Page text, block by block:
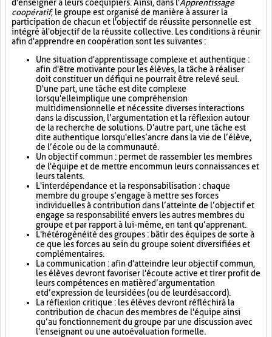
d'enseigner à leurs coéquipiers. Ainsi, dans l'Apprentissage
coopératif, le groupe est organisé de manière à assurer la
participation de chacun et l'objectif de réussite personnelle est
intégré à l'objectif de la réussite collective. Les conditions à réunir
afin d'apprendre en coopération sont les suivantes :
Une situation d'apprentissage complexe et authentique :
afin d'être motivante pour les élèves, la tâche à réaliser
doit constituer un défi qui ne pourrait être relevé seul.
D'une part, une tâche est dite complexe
lorsqu'elle implique une compréhension
multidimensionnelle et nécessite diverses interactions
dans la discussion, l’argumentation et la réflexion autour
de la recherche de solutions. D'autre part, une tâche est
dite authentique lorsqu'elle s’ancre dans la vie de l’élève,
de l’école ou de la communauté.
Un objectif commun : permet de rassembler les membres
de l'équipe et de mettre en commun leurs connaissances et
leurs talents.
L'interdépendance et la responsabilisation : chaque
membre du groupe s’engage à mettre ses forces
individuelles à contribution dans l’atteinte de l’objectif et
engage sa responsabilité envers les autres membres du
groupe et par rapport à lui-même, en tant qu’apprenant.
L'hétérogénéité des groupes : bâtir des équipes de sorte à
ce que les forces au sein du groupe soient diversifiées et
complémentaires.
La communication : afin d'atteindre leur objectif commun,
les élèves devront favoriser l'écoute active et tirer profit de
leurs compétences en matière d’argumentation
et d’expression de leurs idées (ou de leur désaccord).
La réflexion critique : les élèves devront réfléchir à la
contribution de chacun des membres de l'équipe ainsi
qu’au fonctionnement du groupe par une discussion avec
l'enseignant ou une autoévaluation formelle.